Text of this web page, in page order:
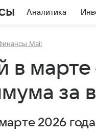
Аналитика
Mail
в
за
2026